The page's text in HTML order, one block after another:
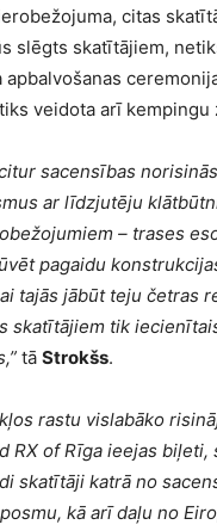
citas
slēgts skatītājiem,
veidota arī kempingu
sacensības
ar līdzjutēju
– trases
pagaidu
tajās jābūt teju četras
skatītājiem tik
tā Strokšs.
rastu vislabāko
of Rīga ieejas biļeti,
skatītāji katrā no
kā arī daļu no